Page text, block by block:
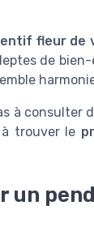
fleur de
de
à consulter
trouver le
un